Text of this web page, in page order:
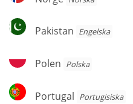
Pakistan
Pakistan Engelska
Polen
Polen Polska
Portugal
Portugal Portugisiska